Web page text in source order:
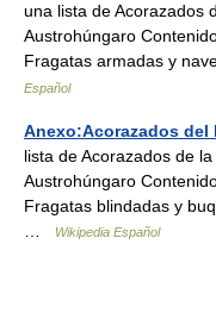
una lista de Acorazados
Austrohúngaro
Fragatas armadas y
Español
Anexo:Acorazados del
lista de Acorazados de
Austrohúngaro
Fragatas blindadas y
Wikipedia Español